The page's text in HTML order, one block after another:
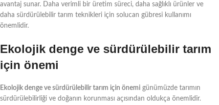
avantaj sunar. Daha verimli bir üretim süreci, daha sağlıklı ürünler ve
daha sürdürülebilir tarım teknikleri için solucan gübresi kullanımı
önemlidir.
Ekolojik denge ve sürdürülebilir tarım
için önemi
Ekolojik denge ve sürdürülebilir tarım için önemi günümüzde tarımın
sürdürülebilirliği ve doğanın korunması açısından oldukça önemlidir.